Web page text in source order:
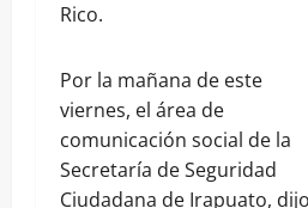
Rico.
Por la mañana de este
viernes, el área de
comunicación social de la
Secretaría de Seguridad
Ciudadana de Irapuato, dijo